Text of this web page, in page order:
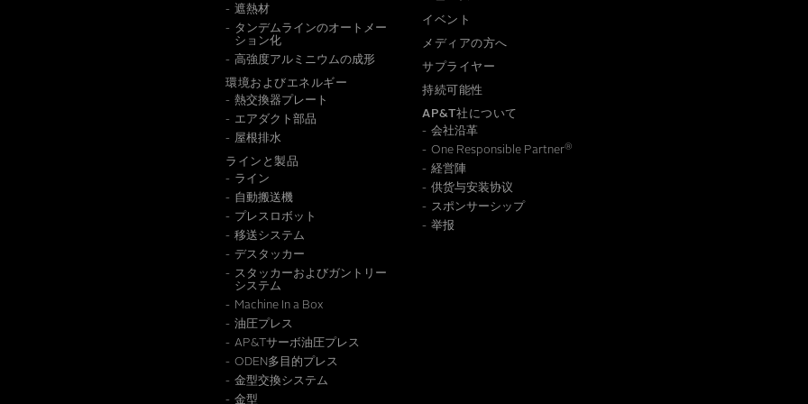
この情報の保存方法についての詳細は、
遮熱材
タンデムラインのオートメー
ション化
高強度アルミニウムの成形
環境およびエネルギー
熱交換器プレート
エアダクト部品
屋根排水
ラインと製品
ライン
自動搬送機
プレスロボット
移送システム
デスタッカー
スタッカーおよびガントリー
システム
Machine In a Box
油圧プレス
AP&Tサーボ油圧プレス
ODEN多目的プレス
金型交換システム
金型
イベント
メディアの方へ
サプライヤー
持続可能性
AP&T社について
会社沿革
One Responsible Partner®
経営陣
供货与安装协议
スポンサーシップ
举报